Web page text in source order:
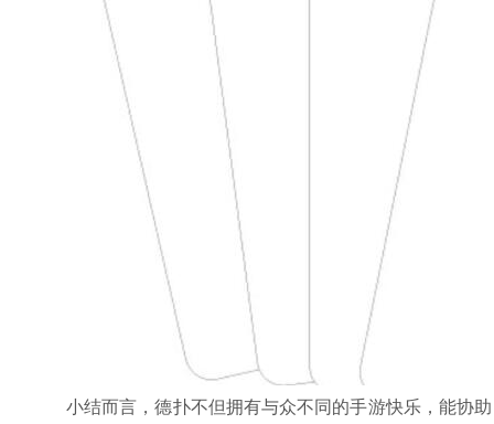
小结而言，德扑不但拥有与众不同的手游快乐，能协